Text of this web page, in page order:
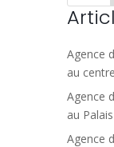
Agence
au
Agence
au
Agence